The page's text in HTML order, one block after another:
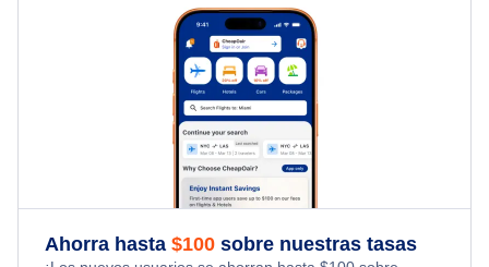
Port Graham Vuelos
Ahorra hasta $100 sobre nuestras tasas